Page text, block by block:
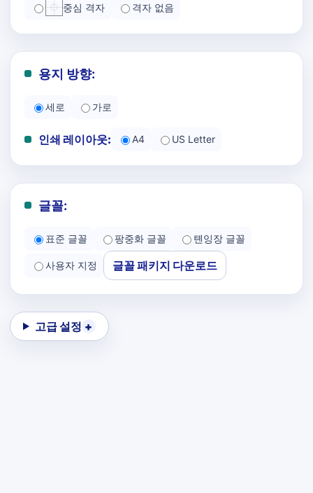
중심 격자 격자 없음
용지 방향:
세로 가로
인쇄 레이아웃: A4 US Letter
글꼴:
표준 글꼴 팡중화 글꼴 톈잉장 글꼴
사용자 지정 글꼴 패키지 다운로드
고급 설정